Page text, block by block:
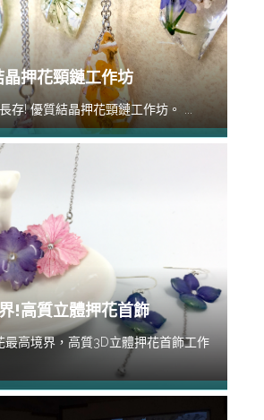
押花頸鏈工作坊
存! 優質結晶押花頸鏈工作坊。 ...
!高質立體押花首飾
最高境界，高質3D立體押花首飾工作